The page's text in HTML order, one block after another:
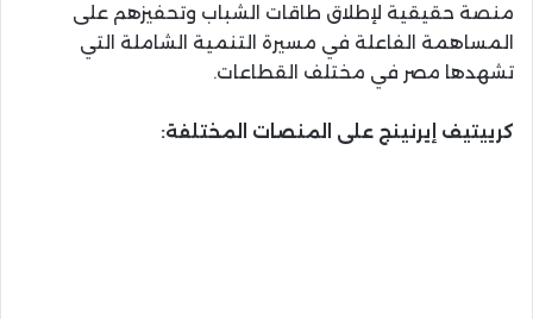
منصة حقيقية لإطلاق طاقات الشباب وتحفيزهم على
المساهمة الفاعلة في مسيرة التنمية الشاملة التي
تشهدها مصر في مختلف القطاعات.
كرييتيف إيرنينج على المنصات المختلفة: